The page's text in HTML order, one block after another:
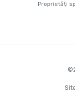
Proprietăți
©